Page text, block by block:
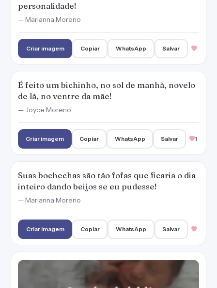
personalidade!
— Marianna Moreno
Criar imagem Copiar WhatsApp Salvar
É feito um bichinho, no sol de manhã, novelo
de lã, no ventre da mãe!
— Joyce Moreno
Criar imagem Copiar WhatsApp Salvar 1
Suas bochechas são tão fofas que ficaria o dia
inteiro dando beijos se eu pudesse!
— Marianna Moreno
Criar imagem Copiar WhatsApp Salvar